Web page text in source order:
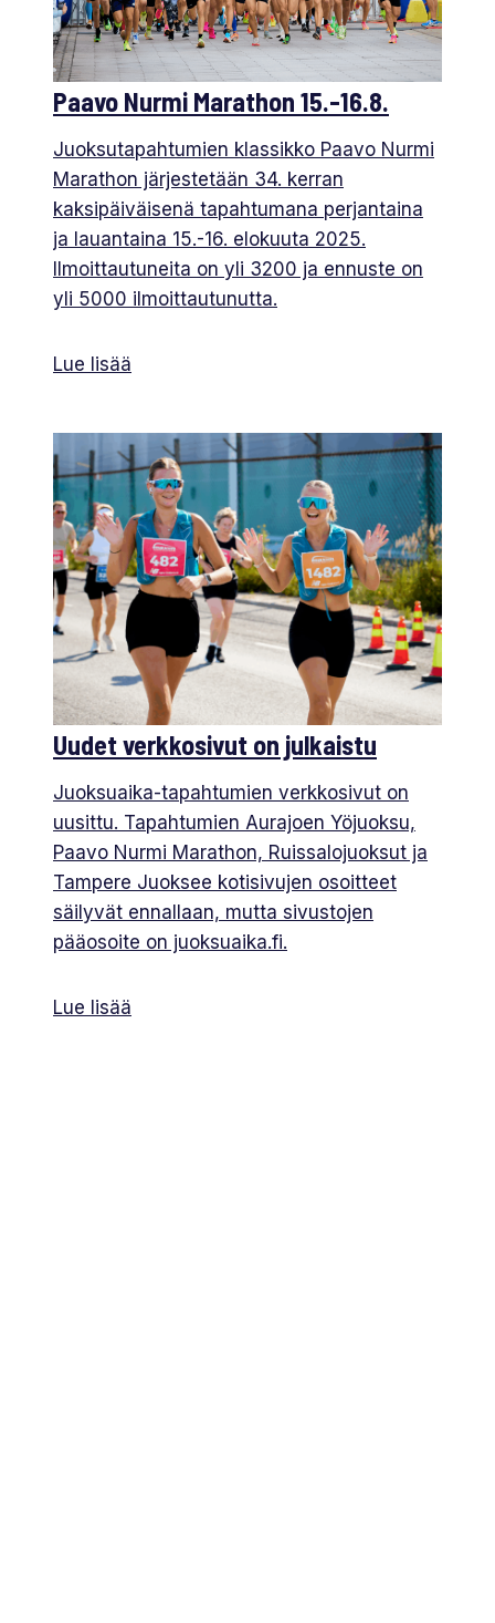
Paavo Nurmi Marathon 15.-16.8.
Juoksutapahtumien klassikko Paavo Nurmi
Marathon järjestetään 34. kerran
kaksipäiväisenä tapahtumana perjantaina
ja lauantaina 15.-16. elokuuta 2025.
Ilmoittautuneita on yli 3200 ja ennuste on
yli 5000 ilmoittautunutta.
Lue lisää
Uudet verkkosivut on julkaistu
Juoksuaika-tapahtumien verkkosivut on
uusittu. Tapahtumien Aurajoen Yöjuoksu,
Paavo Nurmi Marathon, Ruissalojuoksut ja
Tampere Juoksee kotisivujen osoitteet
säilyvät ennallaan, mutta sivustojen
pääosoite on juoksuaika.fi.
Lue lisää